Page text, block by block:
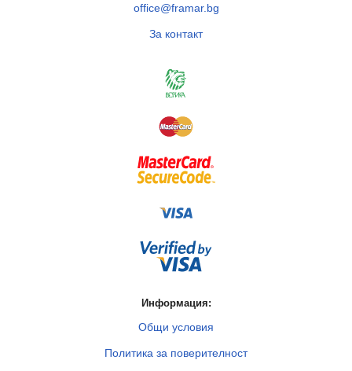
office@framar.bg
За контакт
Информация:
Общи условия
Политика за поверителност